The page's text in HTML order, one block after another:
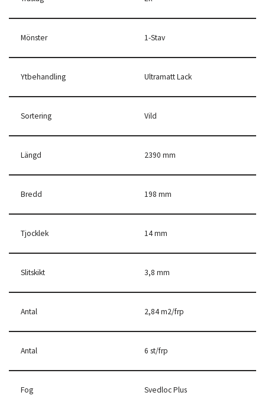
Mönster 1-Stav
Ytbehandling Ultramatt Lack
Sortering Vild
Längd 2390 mm
Bredd 198 mm
Tjocklek 14 mm
Slitskikt 3,8 mm
Antal 2,84 m2/frp
Antal 6 st/frp
Fog Svedloc Plus